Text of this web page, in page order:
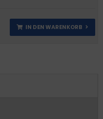
IN DEN WARENKORB